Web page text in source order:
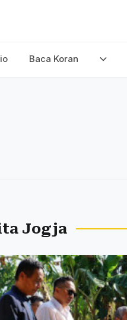
Baca Koran
Jogja